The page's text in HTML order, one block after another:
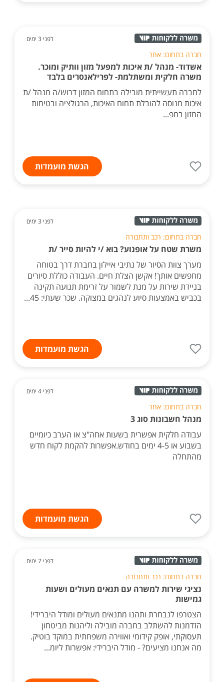
לפני 3 ימים
חברה בתחום: אחר
אשדוד- מנהל /ת איכות למפעל מזון וותיק ומוכר.
משרה חלקית ומשתלמת- לפרילאנסרים בלבד
לחברה תעשייתית מובילה בתחום המזון דרוש/ה מנהל /ת
איכות מנוסה להובלת תחום האיכות, הרגולציה ובטיחות
המזון במפ...
הגשת מועמדות
לפני 3 ימים
חברה בתחום: רכב ותחבורה
משרת שטח על אופנוע? בוא /י להיות סייר /ת
מערך צוות הסיור של נתיבי איילון בחברת דרך בטוחה
מחפשים אותך! אקשן הצלת חיים. העבודה כוללת סיורים
בניידת שירות על מנת לשמור על זרימת תנועה תקינה
בכביש באמצעות סיוע לנהגים במצוקה. שכר שעתי: 45...
הגשת מועמדות
לפני 4 ימים
חברה בתחום: אחר
מנהל חשבונות סוג 3
עבודה חלקית אפשרית בשעות אחה"צ או הערב כיומיים
בשבוע או 4-5 ימים בחודש.אפשרות להקמת לקוח חדש
מהתחלה
הגשת מועמדות
לפני 7 ימים
חברה בתחום: רכב ותחבורה
נציגי שירות למשרה עם תנאים מעולים ושעות
גמישות
הצטרפו לנבחרת ותהנו מתנאים מעולים ומודל היברידי!
הזדמנות להשתלב בחברה מובילה וליהנות מביטחון
תעסוקתי, אופק קידומי ואווירה משפחתית במוקד בוטיק.
מה אנחנו מציעים? - מודל היברידי: אפשרות ליומ...